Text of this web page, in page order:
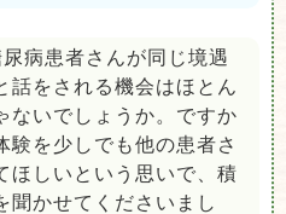
病患者さんが同じ境遇
話をされる機会はほとん
ないでしょうか。ですか
験を少しでも他の患者さ
ほしいという思いで、積
聞かせてくださいまし